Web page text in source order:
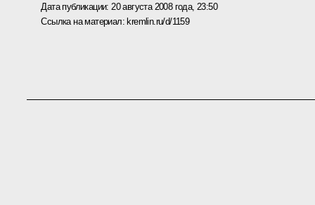
Дата публикации: 20 августа 2008 года, 23:50
Ссылка на материал:kremlin.ru/d/1159